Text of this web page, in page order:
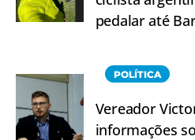
pedalar até
POLÍTICA
Vereador
informações